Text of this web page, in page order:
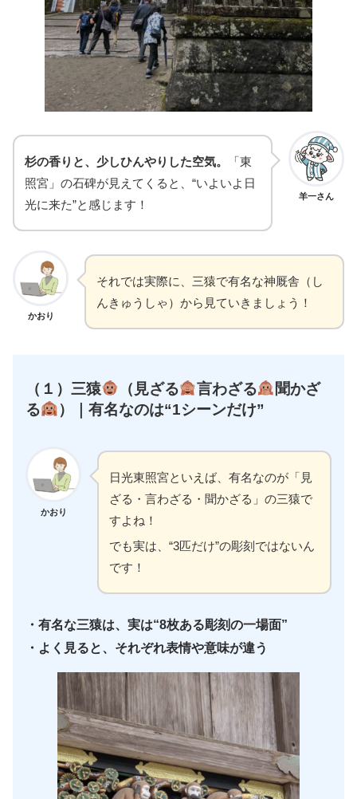
羊一さん
杉の香りと、少しひんやりした空気。
「東
照宮」の石碑が見えてくると、“いよいよ日
光に来た”と感じます！
かおり
それでは実際に、三猿で有名な神厩舎（し
んきゅうしゃ）から見ていきましょう！
（１） 三猿 （見ざる 言わざる
聞かざ
る
）｜ 有名なのは“1シーンだけ”
かおり
日光東照宮といえば、有名なのが「見
ざる・言わざる・聞かざる」の三猿で
すよね！
でも実は、“3匹だけ”の彫刻ではないん
です！
・有名な三猿は、実は“8枚ある彫刻の一場面”
・よく見ると、それぞれ表情や意味が違う